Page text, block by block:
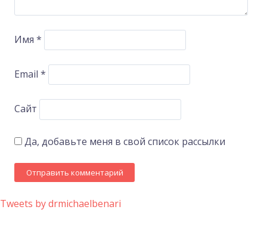
Имя *
Email *
Сайт
Да, добавьте меня в свой список рассылки
Tweets by drmichaelbenari